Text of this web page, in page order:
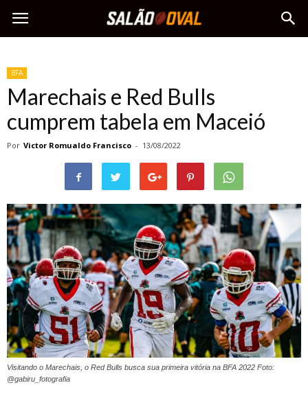
BFA
Marechais e Red Bulls
cumprem tabela em Maceió
Por Victor Romualdo Francisco - 13/08/2022
Visitando o Marechais, o Red Bulls busca sua primeira vitória na BFA 2022 Foto:
@gabiru_fotografia